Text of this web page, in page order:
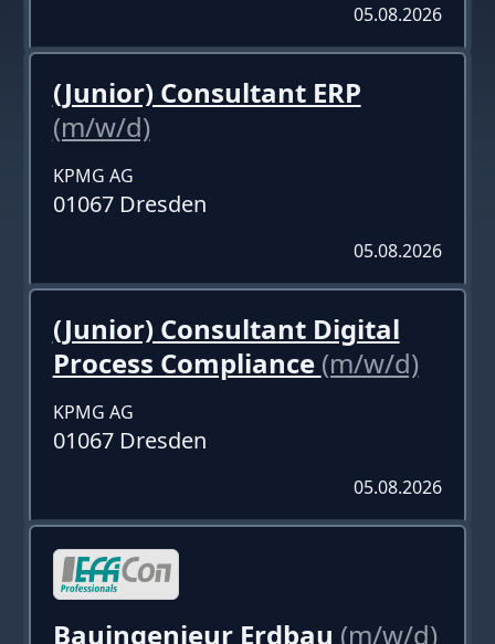
05.08.2026
(Junior) Consultant ERP
(m/w/d)
KPMG AG
01067 Dresden
05.08.2026
(Junior) Consultant Digital
Process Compliance (m/w/d)
KPMG AG
01067 Dresden
05.08.2026
Bauingenieur Erdbau (m/w/d)